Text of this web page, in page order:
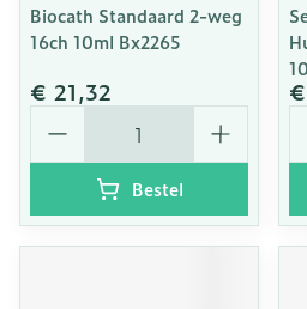
Biocath Standaard 2-weg
16ch 10ml Bx2265
€ 21,32
Aantal
Bestel